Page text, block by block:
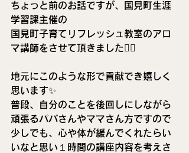
ちょっと前のお話ですが、国見町生涯
学習課主催の
国見町子育てリフレッシュ教室のアロ
マ講師をさせて頂きました🙇‍♂️
地元にこのような形で貢献でき嬉しく
思います✨
普段、自分のことを後回しにしながら
頑張るパパさんやママさん方ですので
少しでも、心や体が緩んでくれたらい
いなと思い１時間の講座内容を考えさ